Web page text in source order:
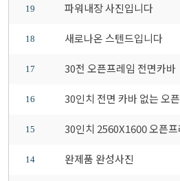
19 파워내장 사진입니다
18 새로나온 스텐드입니다
17 30전 오픈프레임 전면카바
16 30인치 전면 카바 없는 오
15 30인치 2560X1600 오픈프
14 완제품 완성사진